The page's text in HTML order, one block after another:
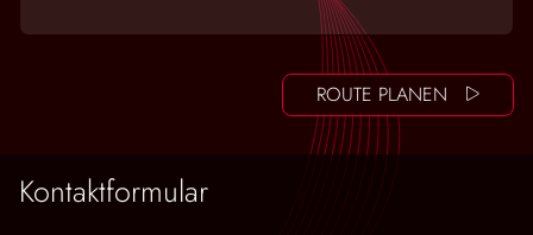
ROUTE PLANEN
Kontaktformular